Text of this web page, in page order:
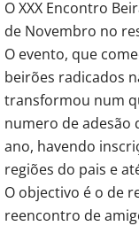
O XXX Encontro
de Novembro no
O evento, que
beirões radicados
transformou num
numero de adesão
ano, havendo
regiões do pais e
O objectivo é o de
reencontro de